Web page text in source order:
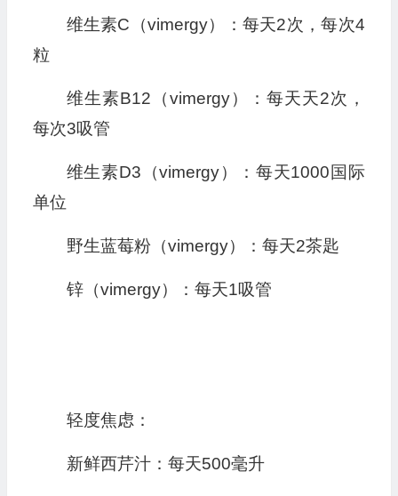
维生素C（vimergy）：每天2次，每次4
粒
维生素B12（vimergy）：每天天2次，
每次3吸管
维生素D3（vimergy）：每天1000国际
单位
野生蓝莓粉（vimergy）：每天2茶匙
锌（vimergy）：每天1吸管
轻度焦虑：
新鲜西芹汁：每天500毫升